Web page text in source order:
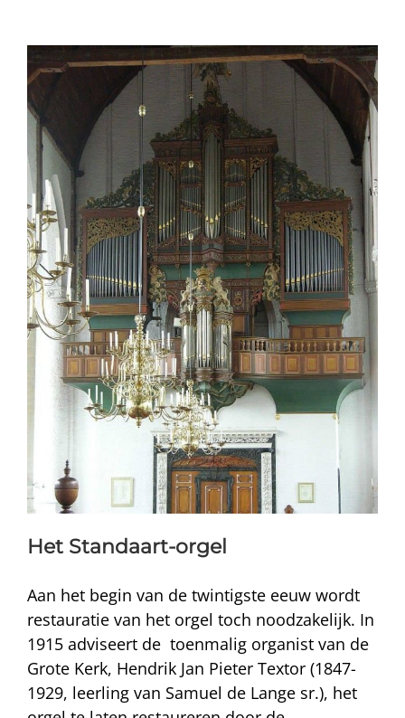
Het Standaart-orgel
Aan het begin van de twintigste eeuw wordt
restauratie van het orgel toch noodzakelijk. In
1915 adviseert de toenmalig organist van de
Grote Kerk, Hendrik Jan Pieter Textor (1847-
1929, leerling van Samuel de Lange sr.), het